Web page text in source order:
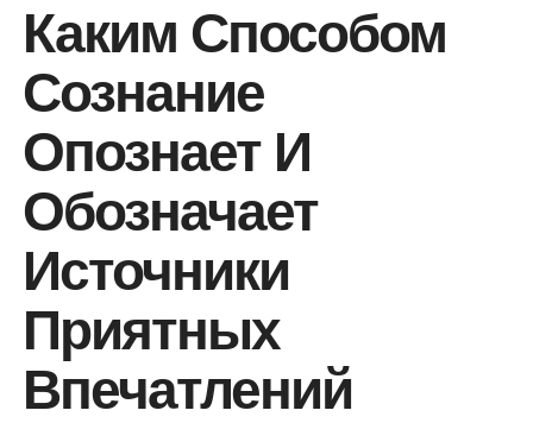
Каким Способом
Сознание
Опознает И
Обозначает
Источники
Приятных
Впечатлений